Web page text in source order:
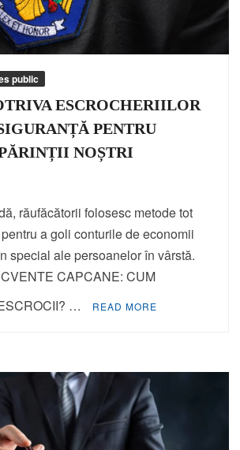
public
ESCROCHERIILOR
PENTRU
NOȘTRI
răufăcătorii folosesc metode tot
a goli conturile de economii
special ale persoanelor în vârstă.
CAPCANE: CUM
…
READ MORE